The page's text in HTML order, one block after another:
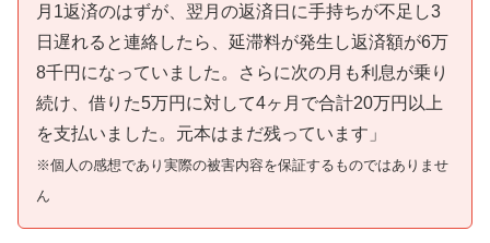
月1返済のはずが、翌月の返済日に手持ちが不足し3
日遅れると連絡したら、延滞料が発生し返済額が6万
8千円になっていました。さらに次の月も利息が乗り
続け、借りた5万円に対して4ヶ月で合計20万円以上
を支払いました。元本はまだ残っています」
※個人の感想であり実際の被害内容を保証するものではありませ
ん